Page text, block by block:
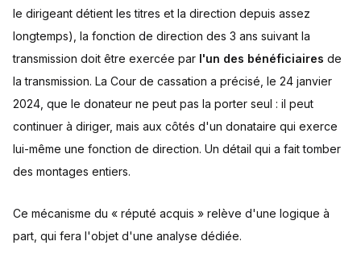
le dirigeant détient les titres et la direction depuis assez
longtemps), la fonction de direction des 3 ans suivant la
transmission doit être exercée par l'un des bénéficiaires de
la transmission. La Cour de cassation a précisé, le 24 janvier
2024, que le donateur ne peut pas la porter seul : il peut
continuer à diriger, mais aux côtés d'un donataire qui exerce
lui-même une fonction de direction. Un détail qui a fait tomber
des montages entiers.
Ce mécanisme du « réputé acquis » relève d'une logique à
part, qui fera l'objet d'une analyse dédiée.